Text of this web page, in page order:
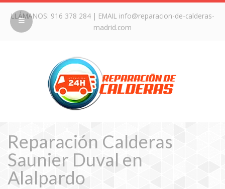
LLÁMANOS: 916 378 284| EMAIL info@reparacion-de-calderas-
madrid.com
Reparación Calderas
Saunier Duval en
Alalpardo